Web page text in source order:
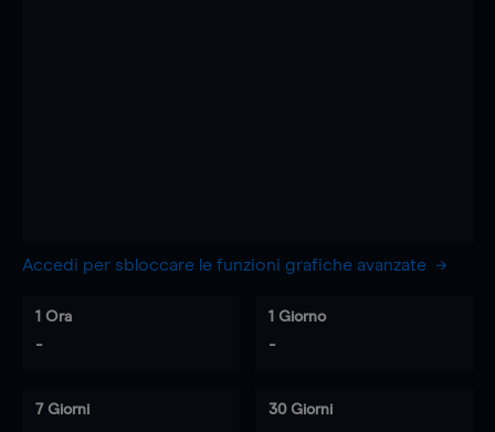
Accedi per sbloccare le funzioni grafiche avanzate
1 Ora
-
1 Giorno
-
7 Giorni 30 Giorni